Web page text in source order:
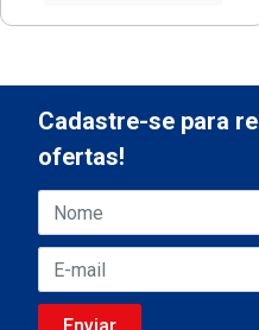
Cadastre-se para
ofertas!